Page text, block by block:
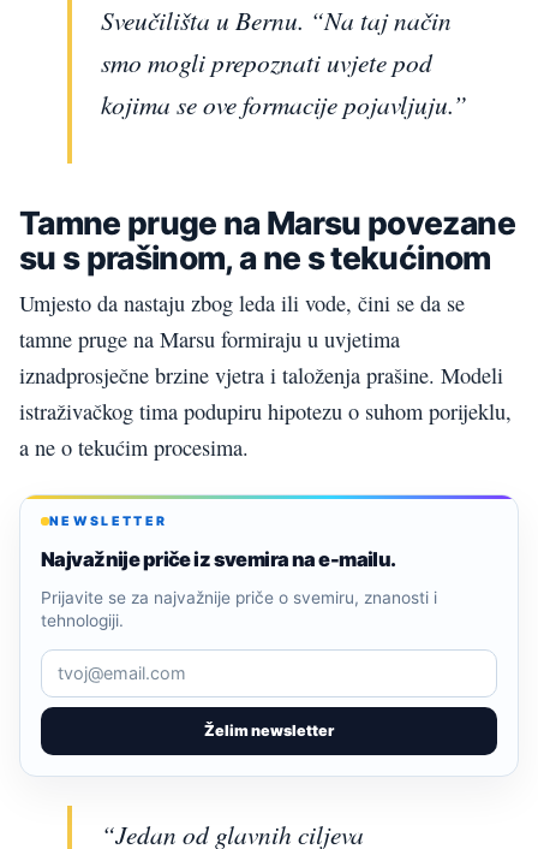
Sveučilišta u Bernu. “Na taj način
smo mogli prepoznati uvjete pod
kojima se ove formacije pojavljuju.”
Tamne pruge na Marsu povezane
su s prašinom, a ne s tekućinom
Umjesto da nastaju zbog leda ili vode, čini se da se
tamne pruge na Marsu formiraju u uvjetima
iznadprosječne brzine vjetra i taloženja prašine. Modeli
istraživačkog tima podupiru hipotezu o suhom porijeklu,
a ne o tekućim procesima.
NEWSLETTER
Najvažnije priče iz svemira na e-mailu.
Želim newsletter
Prijavite se za najvažnije priče o svemiru, znanosti i
tehnologiji.
“Jedan od glavnih ciljeva